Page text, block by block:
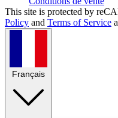
This site is protected by
Policy and Terms of Service
Français